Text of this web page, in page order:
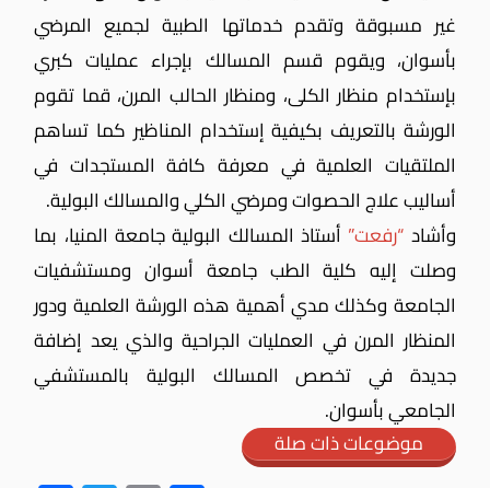
غير مسبوقة وتقدم خدماتها الطبية لجميع المرضي
بأسوان، ويقوم قسم المسالك بإجراء عمليات كبري
بإستخدام منظار الكلى، ومنظار الحالب المرن، قما تقوم
الورشة بالتعريف بكيفية إستخدام المناظير كما تساهم
الملتقيات العلمية في معرفة كافة المستجدات في
أساليب علاج الحصوات ومرضي الكلي والمسالك البولية.
وأشاد “رفعت” أستاذ المسالك البولية جامعة المنيا، بما
وصلت إليه كلية الطب جامعة أسوان ومستشفيات
الجامعة وكذلك مدي أهمية هذه الورشة العلمية ودور
المنظار المرن في العمليات الجراحية والذي يعد إضافة
جديدة في تخصص المسالك البولية بالمستشفي
الجامعي بأسوان.
موضوعات ذات صلة